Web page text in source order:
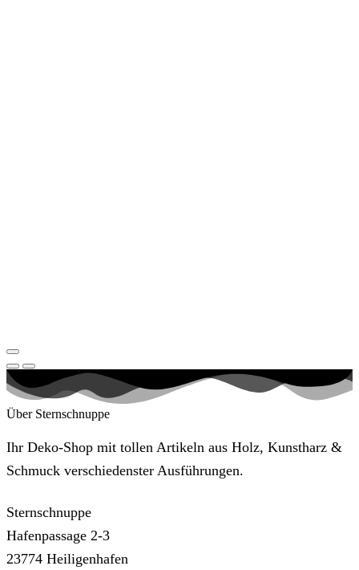
Über Sternschnuppe
Ihr Deko-Shop mit tollen Artikeln aus Holz, Kunstharz &
Schmuck verschiedenster Ausführungen.
Sternschnuppe
Hafenpassage 2-3
23774 Heiligenhafen